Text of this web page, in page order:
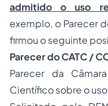
admitido o uso
exemplo, o Parecer
firmou o seguinte
Parecer do CATC /
Parecer da
Científico sobre o